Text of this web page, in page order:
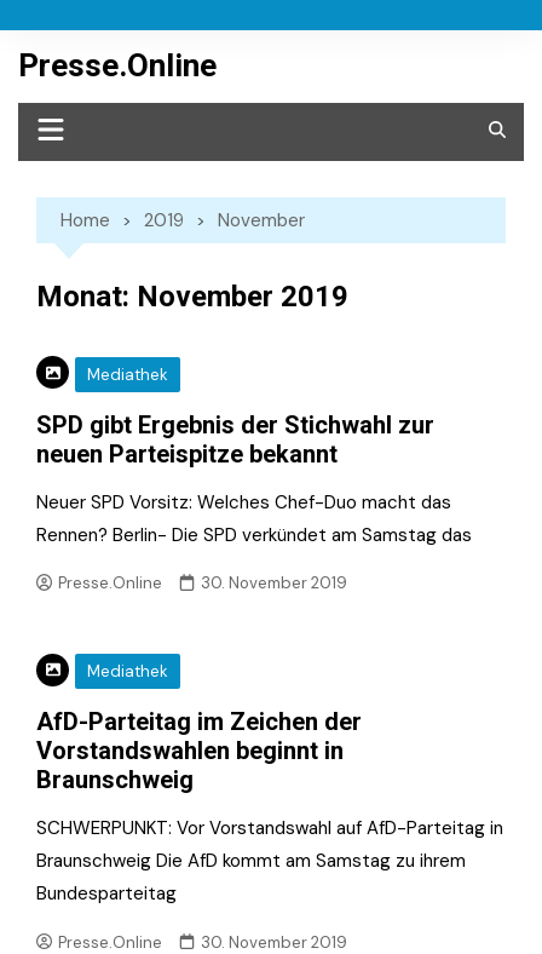
content
Presse.Online
Home 2019 November
Monat: November 2019
Mediathek
SPD gibt Ergebnis der Stichwahl zur
neuen Parteispitze bekannt
Neuer SPD Vorsitz: Welches Chef-Duo macht das
Rennen? Berlin- Die SPD verkündet am Samstag das
Presse.Online 30. November 2019
Mediathek
AfD-Parteitag im Zeichen der
Vorstandswahlen beginnt in
Braunschweig
SCHWERPUNKT: Vor Vorstandswahl auf AfD-Parteitag in
Braunschweig Die AfD kommt am Samstag zu ihrem
Bundesparteitag
Presse.Online 30. November 2019